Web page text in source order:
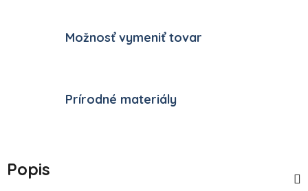
Možnosť vymeniť tovar
Prírodné materiály
Popis